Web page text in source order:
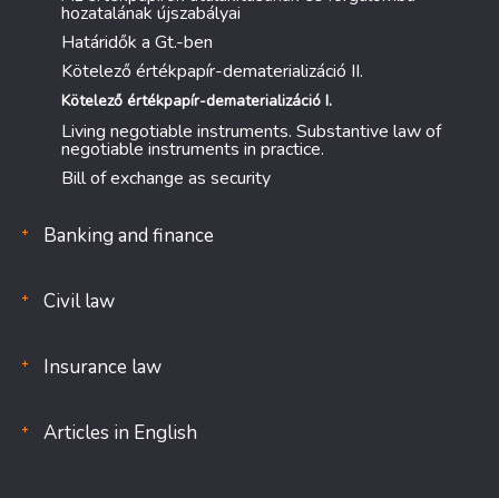
hozatalának újszabályai
Határidők a Gt.-ben
Kötelező értékpapír-dematerializáció II.
Kötelező értékpapír-dematerializáció I.
Living negotiable instruments. Substantive law of
negotiable instruments in practice.
Bill of exchange as security
Banking and finance
Civil law
Insurance law
Articles in English